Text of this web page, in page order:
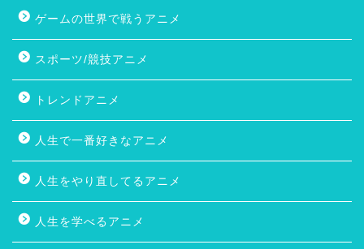
ゲームの世界で戦うアニメ
スポーツ/競技アニメ
トレンドアニメ
人生で一番好きなアニメ
人生をやり直してるアニメ
人生を学べるアニメ